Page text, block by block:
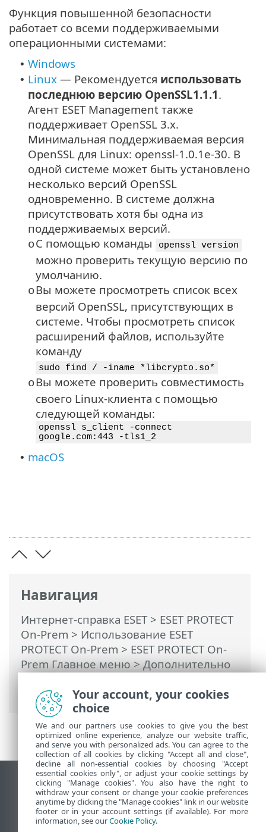
Навигация
Интернет-справка ESET> ESET PROTECT
On-Prem > Использование ESET
PROTECT On-Prem > ESET PROTECT On-
Prem Главное меню>Дополнительно
безопасность
Функция повышенной безопасности
работает со всеми поддерживаемыми
операционными системами:
• Windows
• Linux — Рекомендуется использовать
последнюю версию OpenSSL1.1.1.
Агент ESET Management также
поддерживает OpenSSL 3.x.
Минимальная поддерживаемая версия
OpenSSL для Linux: openssl-1.0.1e-30. В
одной системе может быть установлено
несколько версий OpenSSL
одновременно. В системе должна
присутствовать хотя бы одна из
поддерживаемых версий.
oС помощью команды openssl version
можно проверить текущую версию по
умолчанию.
oВы можете просмотреть список всех
версий OpenSSL, присутствующих в
системе. Чтобы просмотреть список
расширений файлов, используйте
команду
sudo find / -iname *libcrypto.so*
oВы можете проверить совместимость
своего Linux-клиента с помощью
следующей команды:
openssl s_client -connect
google.com:443 -tls1_2
• macOS
Использовать сайт для ПК
End of Life
База знаний ESET
Your account, your cookies
choice
We and our partners use cookies to give you the best
optimized online experience, analyze our website traffic,
and serve you with personalized ads. You can agree to the
collection of all cookies by clicking "Accept all and close",
decline all non-essential cookies by choosing "Accept
essential cookies only", or adjust your cookie settings by
clicking "Manage cookies". You also have the right to
withdraw your consent or change your cookie preferences
anytime by clicking the "Manage cookies" link in our website
footer or in your account settings (if available). For more
information, see ourCookie Policy.